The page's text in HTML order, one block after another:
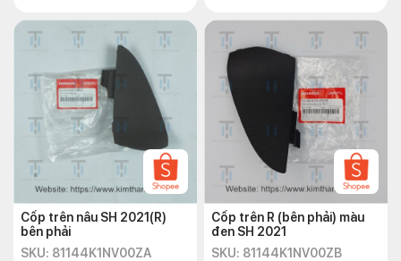
Cốp trên nâu SH 2021(R)
bên phải
SKU: 81144K1NV00ZA
Cốp trên R (bên phải) màu
đen SH 2021
SKU: 81144K1NV00ZB